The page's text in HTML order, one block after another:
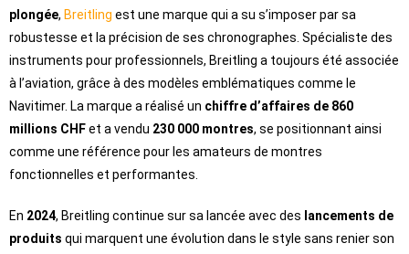
plongée, Breitling est une marque qui a su s’imposer par sa
robustesse et la précision de ses chronographes. Spécialiste des
instruments pour professionnels, Breitling a toujours été associée
à l’aviation, grâce à des modèles emblématiques comme le
Navitimer. La marque a réalisé un chiffre d’affaires de 860
millions CHFet a vendu 230 000 montres, se positionnant ainsi
comme une référence pour les amateurs de montres
fonctionnelles et performantes.
En 2024, Breitling continue sur sa lancée avec des lancements de
produits qui marquent une évolution dans le style sans renier son